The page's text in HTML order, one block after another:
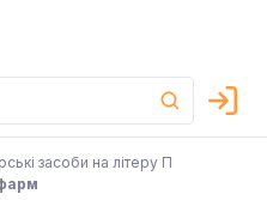
засоби на літеру П